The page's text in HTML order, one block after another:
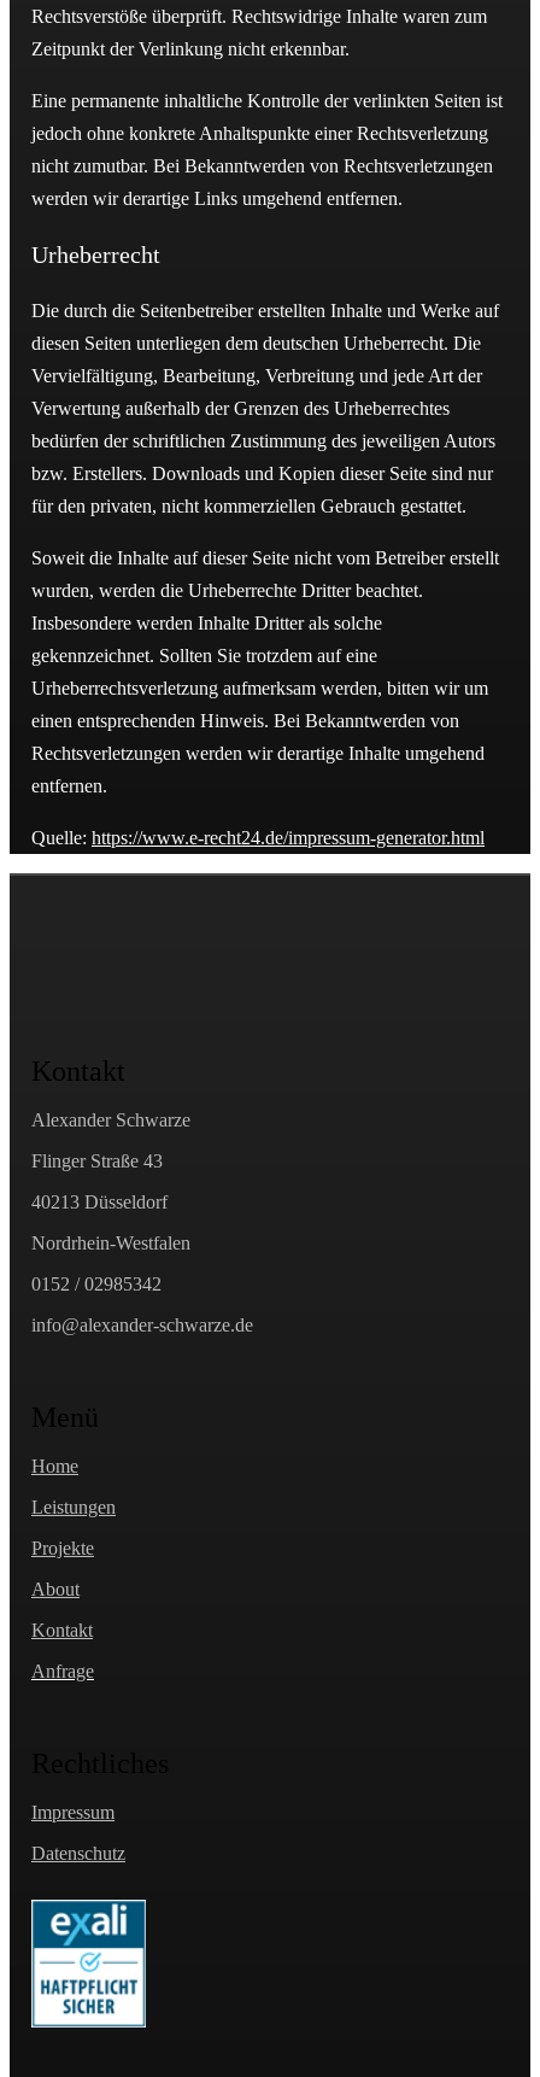
Rechtsverstöße überprüft. Rechtswidrige Inhalte waren zum
Zeitpunkt der Verlinkung nicht erkennbar.
Eine permanente inhaltliche Kontrolle der verlinkten Seiten ist
jedoch ohne konkrete Anhaltspunkte einer Rechtsverletzung
nicht zumutbar. Bei Bekanntwerden von Rechtsverletzungen
werden wir derartige Links umgehend entfernen.
Urheberrecht
Die durch die Seitenbetreiber erstellten Inhalte und Werke auf
diesen Seiten unterliegen dem deutschen Urheberrecht. Die
Vervielfältigung, Bearbeitung, Verbreitung und jede Art der
Verwertung außerhalb der Grenzen des Urheberrechtes
bedürfen der schriftlichen Zustimmung des jeweiligen Autors
bzw. Erstellers. Downloads und Kopien dieser Seite sind nur
für den privaten, nicht kommerziellen Gebrauch gestattet.
Soweit die Inhalte auf dieser Seite nicht vom Betreiber erstellt
wurden, werden die Urheberrechte Dritter beachtet.
Insbesondere werden Inhalte Dritter als solche
gekennzeichnet. Sollten Sie trotzdem auf eine
Urheberrechtsverletzung aufmerksam werden, bitten wir um
einen entsprechenden Hinweis. Bei Bekanntwerden von
Rechtsverletzungen werden wir derartige Inhalte umgehend
entfernen.
Quelle: https://www.e-recht24.de/impressum-generator.html
Kontakt
Alexander Schwarze
Flinger Straße 43
40213 Düsseldorf
Nordrhein-Westfalen
0152 / 02985342
info@alexander-schwarze.de
Menü
Home
Leistungen
Projekte
About
Kontakt
Anfrage
Impressum
Datenschutz